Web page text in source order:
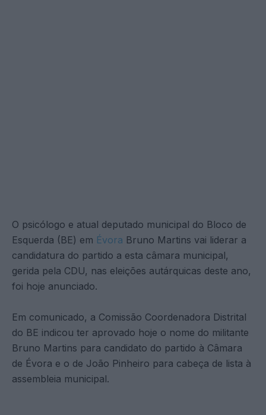
O psicólogo e atual deputado municipal do Bloco de
Esquerda (BE) em Évora Bruno Martins vai liderar a
candidatura do partido a esta câmara municipal,
gerida pela CDU, nas eleições autárquicas deste ano,
foi hoje anunciado.
Em comunicado, a Comissão Coordenadora Distrital
do BE indicou ter aprovado hoje o nome do militante
Bruno Martins para candidato do partido à Câmara
de Évora e o de João Pinheiro para cabeça de lista à
assembleia municipal.